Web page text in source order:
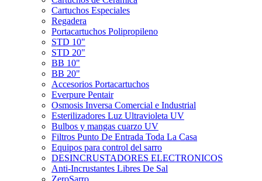
Cartuchos Especiales
Regadera
Portacartuchos Polipropileno
STD 10"
STD 20"
BB 10"
BB 20"
Accesorios Portacartuchos
Everpure Pentair
Osmosis Inversa Comercial e Industrial
Esterilizadores Luz Ultravioleta UV
Bulbos y mangas cuarzo UV
Filtros Punto De Entrada Toda La Casa
Equipos para control del sarro
DESINCRUSTADORES ELECTRONICOS
Anti-Incrustantes Libres De Sal
ZeroSarro